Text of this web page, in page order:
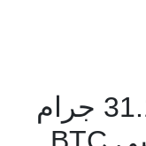
سعر سبيكة الذهب 31.1 جرام